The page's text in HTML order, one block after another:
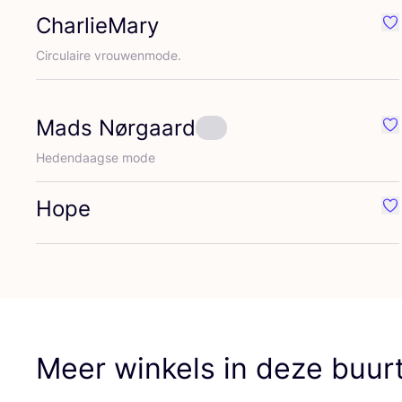
CharlieMary
Cir­cu­lai­re vrouwenmode.
Mads Nørgaard
Heden­daag­se mode
Hope
Meer winkels in deze